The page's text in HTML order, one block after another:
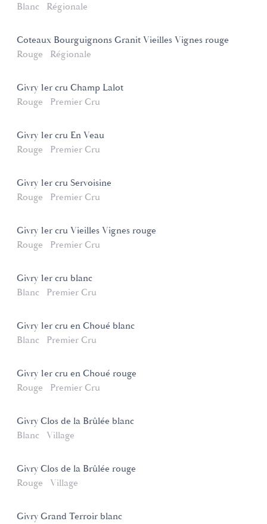
Blanc
Régionale
Coteaux Bourguignons Granit Vieilles Vignes rouge
Rouge
Régionale
Givry 1er cru Champ Lalot
Rouge
Premier Cru
Givry 1er cru En Veau
Rouge
Premier Cru
Givry 1er cru Servoisine
Rouge
Premier Cru
Givry 1er cru Vieilles Vignes rouge
Rouge
Premier Cru
Givry 1er cru blanc
Blanc
Premier Cru
Givry 1er cru en Choué blanc
Blanc
Premier Cru
Givry 1er cru en Choué rouge
Rouge
Premier Cru
Givry Clos de la Brûlée blanc
Blanc
Village
Givry Clos de la Brûlée rouge
Rouge
Village
Givry Grand Terroir blanc